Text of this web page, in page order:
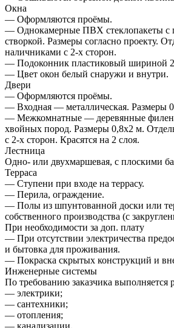
Окна
— Оформляются проёмы.
— Однокамерные ПВХ стеклопакеты с
створкой. Размеры согласно проекту.
наличниками с 2-х сторон.
— Подоконник пластиковый шириной
— Цвет окон белый снаружи и внутри.
Двери
— Оформляются проёмы.
— Входная — металлическая. Размеры
— Межкомнатные — деревянные
хвойных пород. Размеры 0,8х2 м.
с 2-х сторон. Красятся на 2 слоя.
Лестница
Одно- или двухмаршевая, с плоскими
Терраса
— Ступени при входе на террасу.
— Перила, ограждение.
— Полы из шпунтованной доски или
собственного производства (с
При необходимости за доп. плату
— При отсутствии электричества
и бытовка для проживания.
— Покраска скрытых конструкций и
Инженерные системы
По требованию заказчика выполняется
— электрики;
— сантехники;
— отопления;
— канализации.